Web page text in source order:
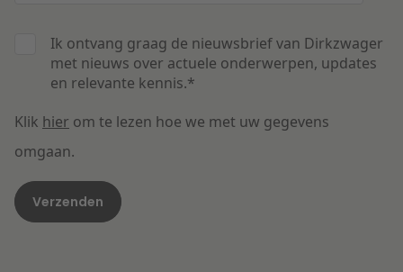
Ik ontvang graag de nieuwsbrief van Dirkzwager
met nieuws over actuele onderwerpen, updates
en relevante kennis.*
Klik hier om te lezen hoe we met uw gegevens
omgaan.